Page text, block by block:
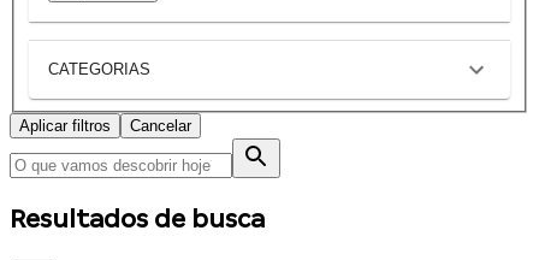
CATEGORIAS
Aplicar filtros Cancelar
Resultados de busca